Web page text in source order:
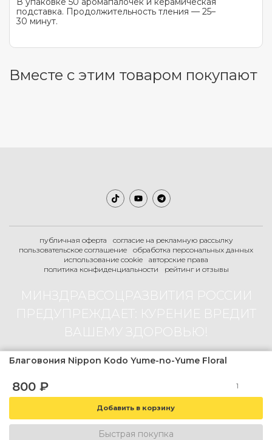
Благовония Nippon Kodo Yume-no-Yume Floral
800 ₽
Быстрая покупка
подставка. Продолжительность тления — 25–
30 минут.
Вместе с этим товаром покупают
публичная оферта
согласие на рекламную рассылку
пользовательское соглашение
обработка персональных данных
использование cookie
авторские права
политика конфиденциальности
рейтинг и отзывы
МИНЗДРАВСОЦРАЗВИТИЯ РОССИИ
ПРЕДУПРЕЖДАЕТ: КУРЕНИЕ ВРЕДИТ
ВАШЕМУ ЗДОРОВЬЮ!
магазин содержит товар не предназначенный для продажи лицам
младше 18 лет